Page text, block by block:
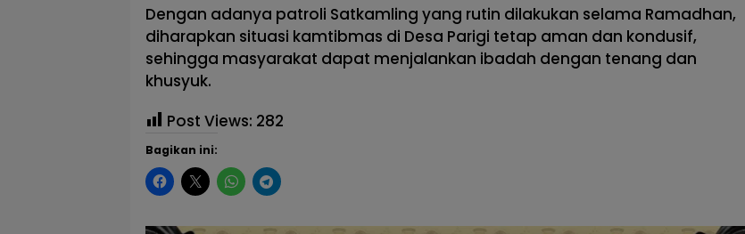
Dengan adanya patroli Satkamling yang rutin dilakukan selama Ramadhan,
diharapkan situasi kamtibmas di Desa Parigi tetap aman dan kondusif,
sehingga masyarakat dapat menjalankan ibadah dengan tenang dan
khusyuk.
Post Views: 282
Bagikan ini: